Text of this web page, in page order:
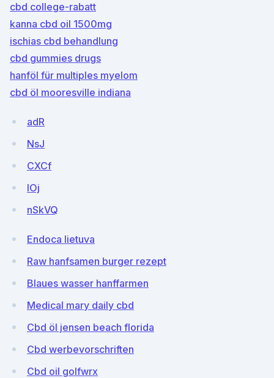
cbd college-rabatt
kanna cbd oil 1500mg
ischias cbd behandlung
cbd gummies drugs
hanföl für multiples myelom
cbd öl mooresville indiana
adR
NsJ
CXCf
lOj
nSkVQ
Endoca lietuva
Raw hanfsamen burger rezept
Blaues wasser hanffarmen
Medical mary daily cbd
Cbd öl jensen beach florida
Cbd werbevorschriften
Cbd oil golfwrx